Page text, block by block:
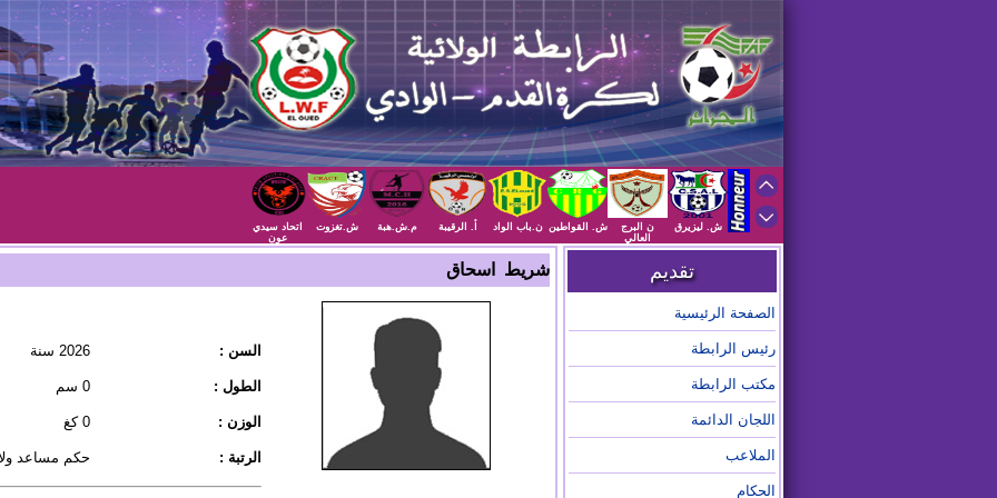
ش. ليزيرق
ن البرج
العالي
ش. القواطين ن.باب الواد أ. الرقيبة م.ش.هبة ش.تغزوت
اتحاد سيدي
عون
تقديم
الصفحة الرئيسية
رئيس الرابطة
مكتب الرابطة
اللجان الدائمة
الملاعب
الحكام
شريط اسحاق
السن : 2026 سنة
الطول : 0 سم
الوزن : 0 كغ
الرتبة : حكم مساعد